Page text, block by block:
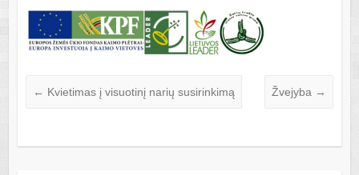
← Kvietimas į visuotinį narių susirinkimą Žvejyba →